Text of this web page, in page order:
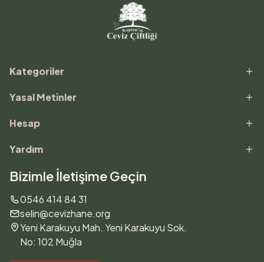
Kategoriler
Yasal Metinler
Hesap
Yardım
Bizimle İletişime Geçin
0546 414 84 31
selin@cevizhane.org
Yeni Karakuyu Mah. Yeni Karakuyu Sok.
No: 102 Muğla